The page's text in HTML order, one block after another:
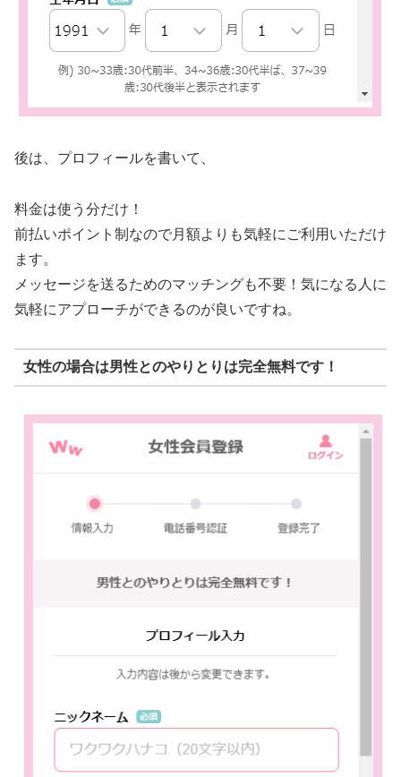
後は、プロフィールを書いて、
料金は使う分だけ！
前払いポイント制なので月額よりも気軽にご利用いただけ
ます。
メッセージを送るためのマッチングも不要！気になる人に
気軽にアプローチができるのが良いですね。
女性の場合は男性とのやりとりは完全無料です！